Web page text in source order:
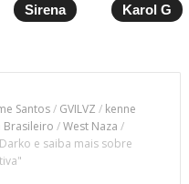
Sirena Karol G
Santos/ GVILVZ / kenne
Brasileiro /West Naza /
e saiba mais sobre